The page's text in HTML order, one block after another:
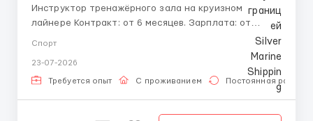
Инструктор тренажёрного зала на круизном
лайнере Контракт: от 6 месяцев. Зарплата: от
3100$, плюс бонусы за персональные тренировки.
График: 8-часовой рабочий день, разделённый на
утреннюю и дневную смены. Условия: бесплатное
проживание и питание на борту, перелет в обе
Спорт
23-07-2026
Требуется опыт С проживанием Постоянная работа